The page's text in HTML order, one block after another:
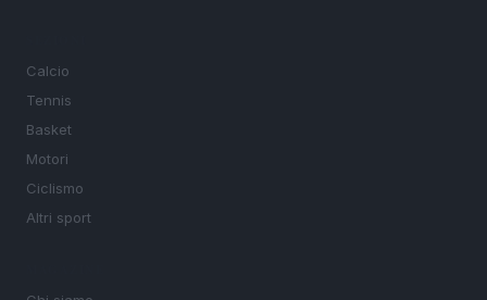
Calcio
Tennis
Basket
Motori
Ciclismo
Altri sport